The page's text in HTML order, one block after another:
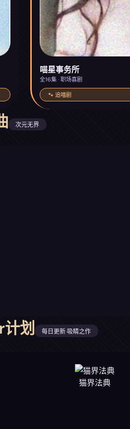
喵星事务所
全16集 · 职场喜剧
🐾 追喵剧
次元无界
划 每日更新·吸睛之作
猫界法典